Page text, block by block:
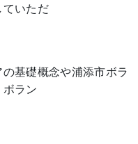
ていただ
基礎概念や浦添市ボラ
ボラン